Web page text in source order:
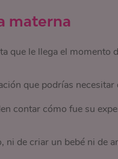
materna
que le llega el momento
que podrías necesitar
contar cómo fue su
ni de criar un bebé ni de